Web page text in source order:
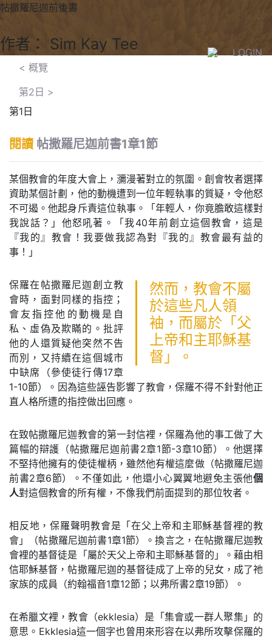
LOGIN
帖撒羅尼迦前後書
作者： Sim Kay Tee
< 概覽
第2日 >
第1日
閱讀 帖撒羅尼迦前書1章1節
某個教會的年度大會上，瀰漫著對立的氛圍。創會牧者選擇
資助某個計劃，他的動機遭到一位年輕執事的質疑，令他怒
不可遏。他起身斥責這位執事。「年輕人，你竟膽敢這樣對
我說話？」他怒吼著。「我40年前創立這個教會，這是
『我的』教會！我要做我認為對『我的』教會最有益的
事！」
然而，教會不屬
於這些凡人領
袖，而屬於「父
上帝和主耶穌基
督」。
保羅在帖撒羅尼迦創立教
會時，面對同樣的指控；
會友指控他的動機是自
私、虛偽及欺瞞的。批評
他的人還質疑他突然不告
而別，又持續在這個城市
中缺席（參使徒行傳17章
1-10節）。因為這些誣告影響了教會，保羅不得不針對他正
直人格所遭的指控做出回應。
在致帖撒羅尼迦教會的第一封信裡，保羅為他的事工做了大
篇幅的辯護（帖撒羅尼迦前書2章1節-3章10節）。他選擇
不堅持他擁有的使徒權柄，雖然他有權這麼做（帖撒羅尼迦
前書2章6節）。不僅如此，他還小心翼翼地避免主張他個
人對這個教會的所有權，不像我們前面提到的那位牧者。
相反地，保羅聲明教會是「在父上帝和主耶穌基督裡的教
會」（帖撒羅尼迦前書1章1節）。換言之，在帖撒羅尼迦教
會裡的基督徒是「屬於天父上帝和主耶穌基督的」。藉由相
信耶穌基督，帖撒羅尼迦的基督徒成了上帝的兒女，成了祂
家族的成員（約翰福音1章12節；以弗所書2章19節）。
在希臘文裡，教會（ekklesia）是「集會或一群人聚集」的
意思。Ekklesia這一個字也曾用來形容在以弗所攻擊保羅的